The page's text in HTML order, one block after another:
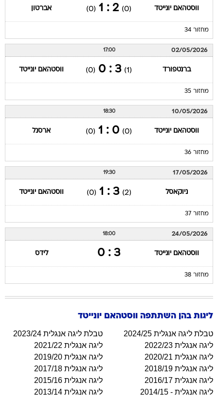
ווסטהאם יונייטד (0)
2 : 1
(0) אברטון
מחזור 34
02/05/2026
17:00
ברנטפורד (1)
3 : 0
(0) ווסטהאם יונייטד
מחזור 35
10/05/2026
18:30
ווסטהאם יונייטד (0)
0 : 1
(0) ארסנל
מחזור 36
17/05/2026
19:30
ניוקאסל (2)
3 : 1
(0) ווסטהאם יונייטד
מחזור 37
24/05/2026
18:00
ווסטהאם יונייטד 3 : 0 לידס
מחזור 38
ליגות בהן השתתפה ווסטהאם יונייטד
טבלת ליגה אנגלית 2024/25
טבלת ליגה אנגלית 2023/24
ליגה אנגלית 2022/23
ליגה אנגלית 2021/22
ליגה אנגלית 2020/21
ליגה אנגלית 2019/20
ליגה אנגלית 2018/19
ליגה אנגלית 2017/18
ליגה אנגלית 2016/17
ליגה אנגלית 2015/16
ליגה אנגלית - 2014/15
ליגה אנגלית 2013/14